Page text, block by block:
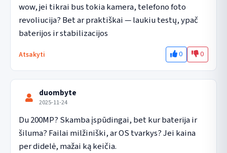
wow, jei tikrai bus tokia kamera, telefono foto
revoliucija? Bet ar praktiškai — laukiu testų, ypač
baterijos ir stabilizacijos
Atsakyti 0 0
duombyte
2025-11-24
Du 200MP? Skamba įspūdingai, bet kur baterija ir
šiluma? Failai milžiniški, ar OS tvarkys? Jei kaina
per didelė, mažai ką keičia.